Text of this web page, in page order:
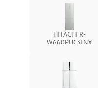
HITACHI R-
W660PUC3INX